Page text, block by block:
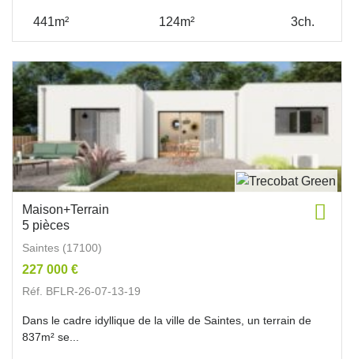
441m² 124m² 3ch.
Maison+Terrain
5 pièces
Saintes (17100)
227 000 €
Réf. BFLR-26-07-13-19
Dans le cadre idyllique de la ville de Saintes, un terrain de
837m² se...